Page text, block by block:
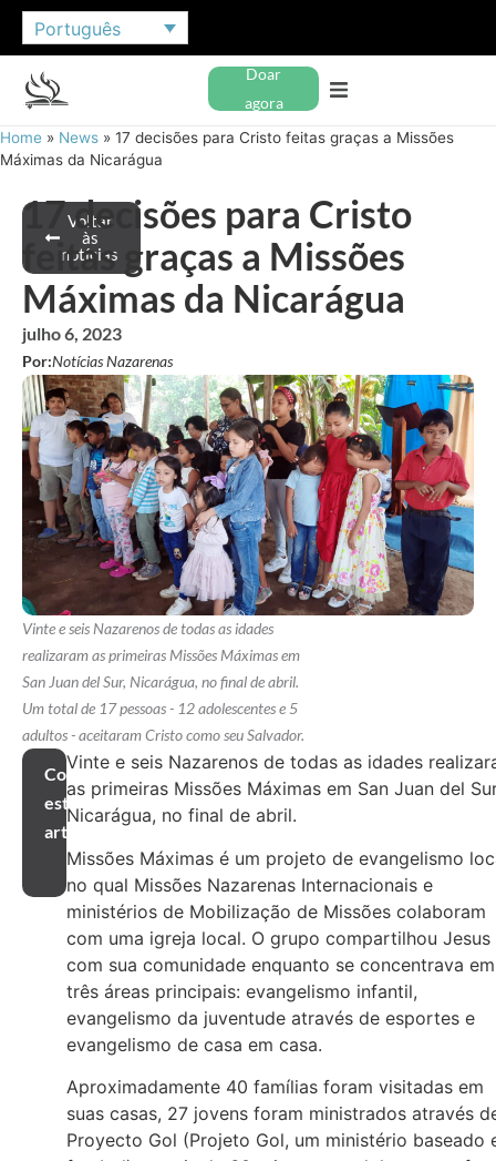
Português
Doar
agora
Home » News » 17 decisões para Cristo feitas graças a Missões
Máximas da Nicarágua
Voltar
às
notícias
17 decisões para Cristo
feitas graças a Missões
Máximas da Nicarágua
julho 6, 2023
Por:Notícias Nazarenas
Vinte e seis Nazarenos de todas as idades
realizaram as primeiras Missões Máximas em
San Juan del Sur, Nicarágua, no final de abril.
Um total de 17 pessoas - 12 adolescentes e 5
adultos - aceitaram Cristo como seu Salvador.
Compartilhar
este
artigo
Vinte e seis Nazarenos de todas as idades
as primeiras Missões Máximas em San Juan del
Nicarágua, no final de abril.
Missões Máximas é um projeto de evangelismo
no qual Missões Nazarenas Internacionais e
ministérios de Mobilização de Missões colaboram
com uma igreja local. O grupo compartilhou Jesus
com sua comunidade enquanto se concentrava em
três áreas principais: evangelismo infantil,
evangelismo da juventude através de esportes e
evangelismo de casa em casa.
Aproximadamente 40 famílias foram visitadas em
suas casas, 27 jovens foram ministrados através
Proyecto Gol (Projeto Gol, um ministério baseado